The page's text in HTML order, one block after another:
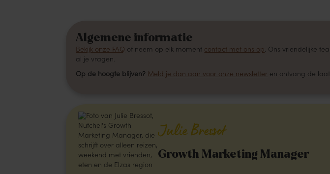
Algemene informatie
Bekijk onze FAQ of neem op elk moment contact met ons op. Ons vriendelijke
al je vragen.
Op de hoogte blijven? Meld je dan aan voor onze newsletter en ontvang de
Julie Bressot
Growth Marketing Manager